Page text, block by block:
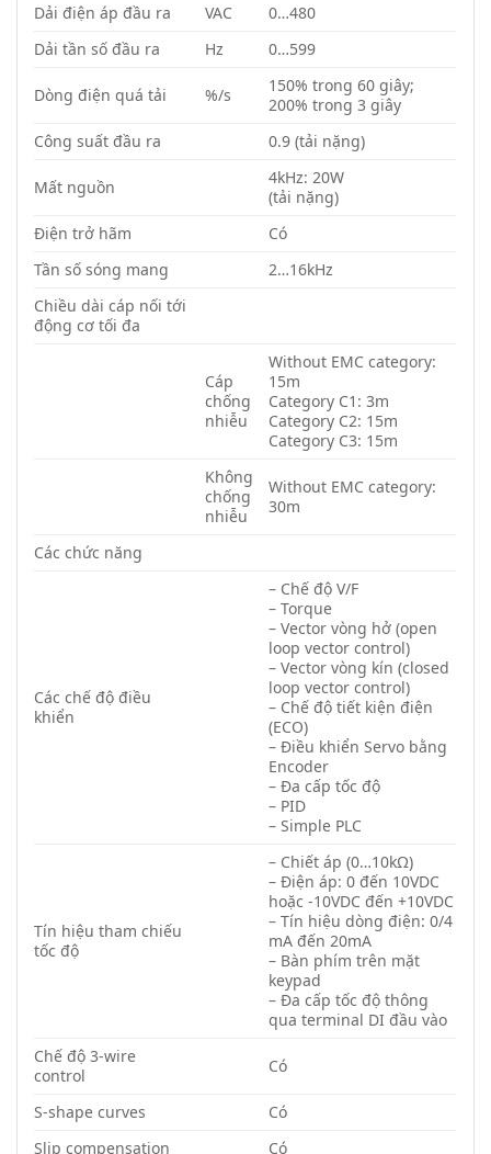
Dải điện áp đầu ra
VAC
0…480
Dải tần số đầu ra
Hz 0…599
Dòng điện quá tải %/s
150% trong 60 giây;
200% trong 3 giây
Công suất đầu ra
0.9 (tải nặng)
Mất nguồn
4kHz: 20W
(tải nặng)
Điện trở hãm
Có
Tần số sóng mang
2…16kHz
Chiều dài cáp nối tới
động cơ tối đa
Cáp
chống
nhiễu
Without EMC category:
15m
Category C1: 3m
Category C2: 15m
Category C3: 15m
Không
chống
nhiễu
Without EMC category:
30m
Các chức năng
Các chế độ điều
khiển
– Chế độ V/F
– Torque
– Vector vòng hở (open
loop vector control)
– Vector vòng kín (closed
loop vector control)
– Chế độ tiết kiện điện
(ECO)
– Điều khiển Servo bằng
Encoder
– Đa cấp tốc độ
– PID
– Simple PLC
Tín hiệu tham chiếu
tốc độ
– Chiết áp (0…10kΩ)
– Điện áp: 0 đến 10VDC
hoặc -10VDC đến +10VDC
– Tín hiệu dòng điện: 0/4
mA đến 20mA
– Bàn phím trên mặt
keypad
– Đa cấp tốc độ thông
qua terminal DI đầu vào
Chế độ 3-wire
control
Có
S-shape curves
Có
Slip compensation
Có